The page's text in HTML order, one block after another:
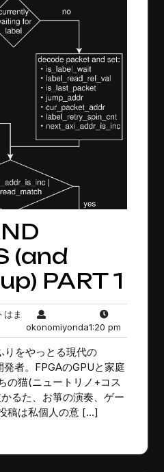
(and
PART 1
ま
okonomiyondaokonomiyonda
1:20 pm1:20
pm
りをやっとる現代の
者。FPGAのGPUと家庭
の猫(ニュートリノ+コス
るた、お箏の演奏、ゲー
稿は私個人の意 […]